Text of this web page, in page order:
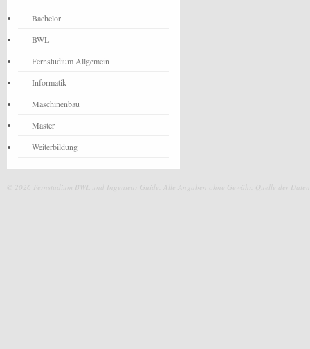
Bachelor
BWL
Fernstudium Allgemein
Informatik
Maschinenbau
Master
Weiterbildung
© 2026 Fernstudium BWL und Ingenieur Guide. Alle Angaben ohne Gewähr. Quelle der